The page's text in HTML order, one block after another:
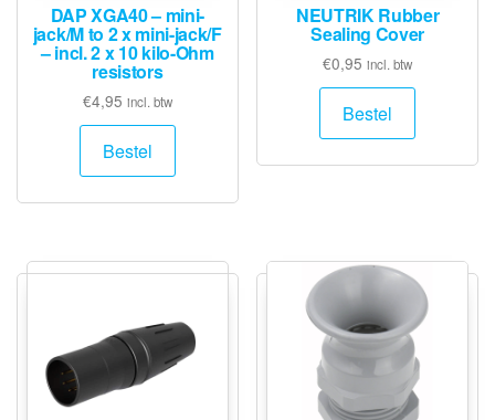
DAP XGA40 – mini-
jack/M to 2 x mini-jack/F
– incl. 2 x 10 kilo-Ohm
resistors
€4,95 incl. btw
Bestel
NEUTRIK Rubber
Sealing Cover
€0,95 incl. btw
Bestel